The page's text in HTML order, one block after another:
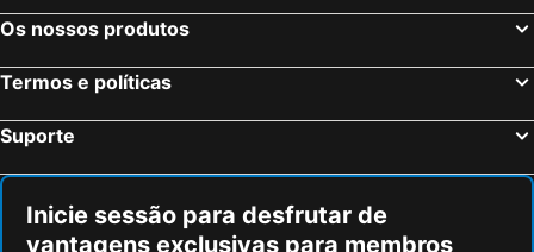
San Blas
Praça de touros das Ventas
Ibiza
Sol
La Covatilla
Goya
Aeropuerto
Os nossos produtos
Termos e políticas
Suporte
Inicie sessão para desfrutar de
vantagens exclusivas para membros